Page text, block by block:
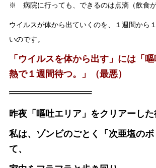
※ 病院に行っても、できるのは点滴（飲食が
ウイルスが体から出ていくのを、１週間から
いのです。
「ウイルスを体から出す」には「
熱で１週間待つ。」（最悪）
昨夜「嘔吐エリア」をクリアーした
私は、ゾンビのごとく「次亜塩の
て、